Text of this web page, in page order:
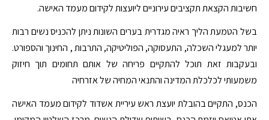
חשיבות הקצאת תקציבים עירוניים ליועצות לקידום מעמד האישה.
בשל הטמעת הליך ראיה מגדרית בערים השונות ניתן להכניס נשים רבות
יותר למעגלי השכלה, התעסוקה, הפוליטיקה, התרבות , החינוך והספורט.
ובעקבות זאת תוכל להתקיים פריחה של אותם תחומים תוך חיזוק
משמעותי לכלכלת המדינה והתנאי המחיה של אזרחיה
הכנס, התקיים בהובלת יועצת ראש עיריית אשדוד לקידום מעמד האישה